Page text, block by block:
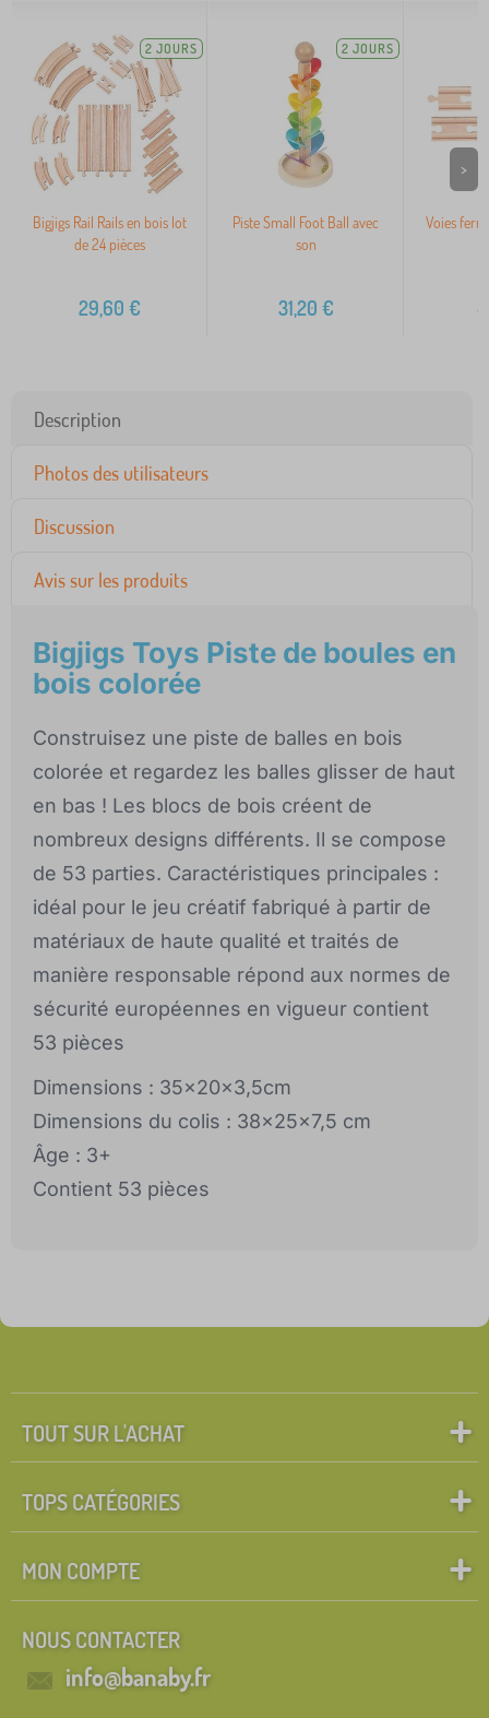
2 JOURS
Bigjigs Rail Rails en bois lot
de 24 pièces
29,60 €
2 JOURS
Piste Small Foot Ball avec
son
31,20 €
Voies
>
Description
Photos des utilisateurs
Discussion
Avis sur les produits
Bigjigs Toys Piste de boules en
bois colorée
Construisez une piste de balles en bois
colorée et regardez les balles glisser de haut
en bas ! Les blocs de bois créent de
nombreux designs différents. Il se compose
de 53 parties. Caractéristiques principales :
idéal pour le jeu créatif fabriqué à partir de
matériaux de haute qualité et traités de
manière responsable répond aux normes de
sécurité européennes en vigueur contient
53 pièces
Dimensions : 35x20x3,5cm
Dimensions du colis : 38x25x7,5 cm
Âge : 3+
Contient 53 pièces
TOUT SUR L'ACHAT
TOPS CATÉGORIES
MON COMPTE
NOUS CONTACTER
info@banaby.fr